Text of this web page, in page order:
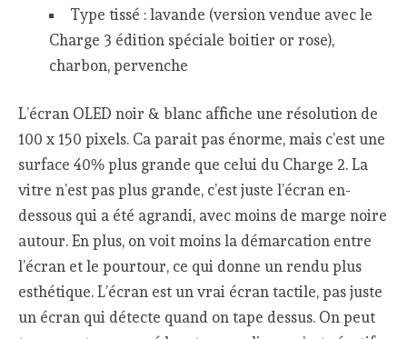
Type tissé : lavande (version vendue avec le
Charge 3 édition spéciale boitier or rose),
charbon, pervenche
L’écran OLED noir & blanc affiche une résolution de
100 x 150 pixels. Ca parait pas énorme, mais c’est une
surface 40% plus grande que celui du Charge 2. La
vitre n’est pas plus grande, c’est juste l’écran en-
dessous qui a été agrandi, avec moins de marge noire
autour. En plus, on voit moins la démarcation entre
l’écran et le pourtour, ce qui donne un rendu plus
esthétique. L’écran est un vrai écran tactile, pas juste
un écran qui détecte quand on tape dessus. On peut